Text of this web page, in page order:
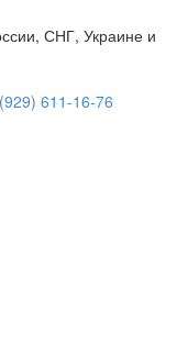
СНГ, Украине и
611-16-76